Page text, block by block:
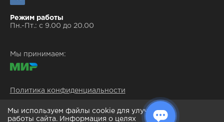
Режим работы
Пн.-Пт.: с 9.00 до 20.00
Мы принимаем:
Политика конфиденциальности
Центр экспертиз © 2004-2026
Все права защищены
Мы используем файлы cookie для улучшения
работы сайта. Информация о целях